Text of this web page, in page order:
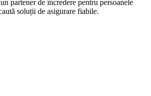
partener de încredere pentru persoanele
soluții de asigurare fiabile.